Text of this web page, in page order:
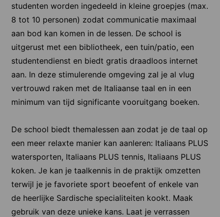
studenten worden ingedeeld in kleine groepjes (max.
8 tot 10 personen) zodat communicatie maximaal
aan bod kan komen in de lessen. De school is
uitgerust met een bibliotheek, een tuin/patio, een
studentendienst en biedt gratis draadloos internet
aan. In deze stimulerende omgeving zal je al vlug
vertrouwd raken met de Italiaanse taal en in een
minimum van tijd significante vooruitgang boeken.
De school biedt themalessen aan zodat je de taal op
een meer relaxte manier kan aanleren: Italiaans PLUS
watersporten, Italiaans PLUS tennis, Italiaans PLUS
koken. Je kan je taalkennis in de praktijk omzetten
terwijl je je favoriete sport beoefent of enkele van
de heerlijke Sardische specialiteiten kookt. Maak
gebruik van deze unieke kans. Laat je verrassen